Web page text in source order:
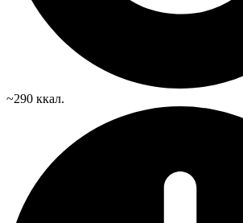
~290 ккал.